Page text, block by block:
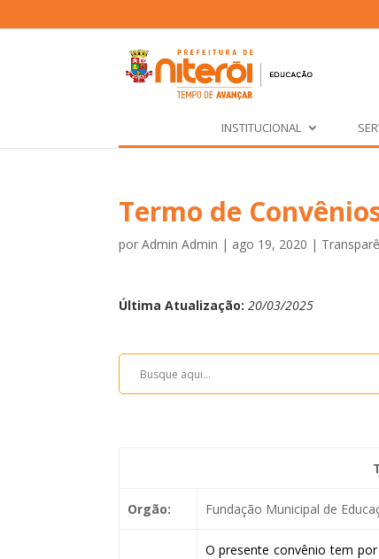
INSTITUCIONAL
Termo de
porAdmin Admin | ago 19, 2020 |
Última Atualização: 20/03/2025
Orgão: Fundação Municipal de
O presente convênio tem